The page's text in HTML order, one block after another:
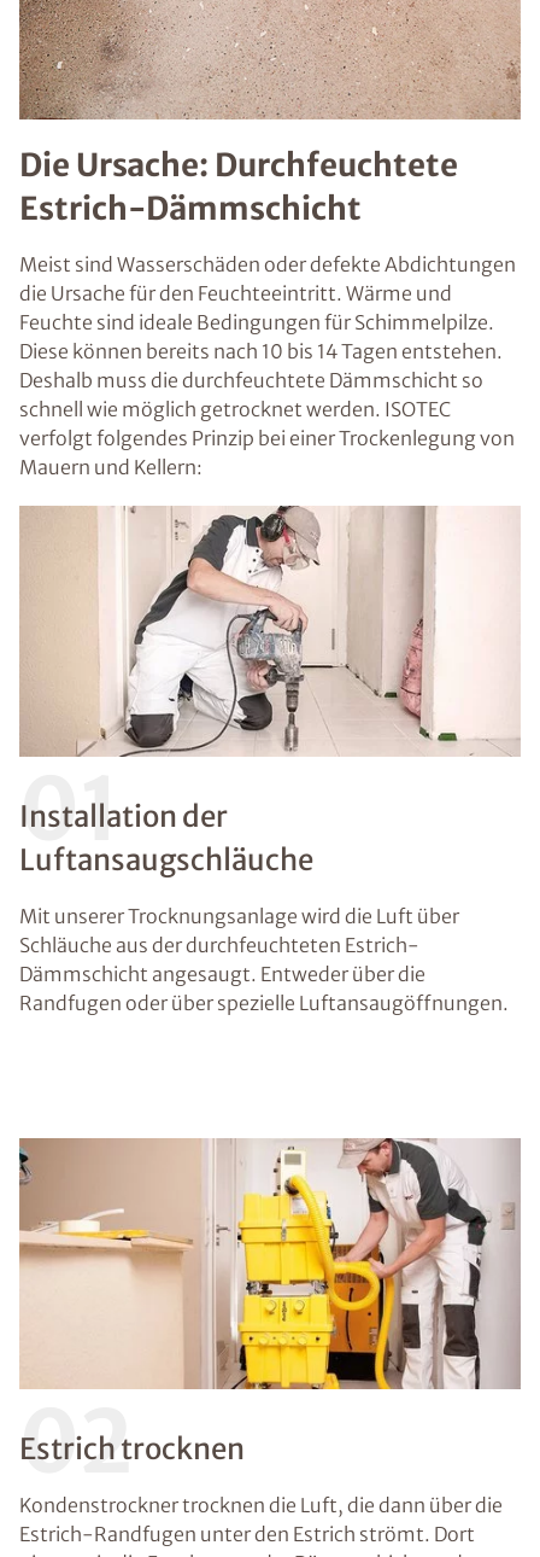
Die Ursache: Durchfeuchtete
Estrich-Dämmschicht
Meist sind Wasserschäden oder defekte Abdichtungen
die Ursache für den Feuchteeintritt. Wärme und
Feuchte sind ideale Bedingungen für Schimmelpilze.
Diese können bereits nach 10 bis 14 Tagen entstehen.
Deshalb muss die durchfeuchtete Dämmschicht so
schnell wie möglich getrocknet werden. ISOTEC
verfolgt folgendes Prinzip bei einer Trockenlegung von
Mauern und Kellern:
01
Installation der
Luftansaugschläuche
Mit unserer Trocknungsanlage wird die Luft über
Schläuche aus der durchfeuchteten Estrich-
Dämmschicht angesaugt. Entweder über die
Randfugen oder über spezielle Luftansaugöffnungen.
02
Estrich trocknen
Kondenstrockner trocknen die Luft, die dann über die
Estrich-Randfugen unter den Estrich strömt. Dort